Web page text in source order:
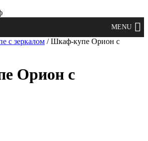
с зеркалом / Шкаф-купе Орион с
Орион с